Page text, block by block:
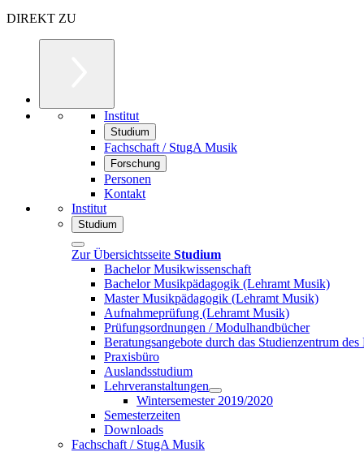
DIREKT ZU
Institut
Studium
Fachschaft / StugA Musik
Forschung
Personen
Kontakt
Institut
Studium
Zur Übersichtsseite Studium
Bachelor Musikwissenschaft
Bachelor Musikpädagogik (Lehramt Musik)
Master Musikpädagogik (Lehramt Musik)
Aufnahmeprüfung (Lehramt Musik)
Prüfungsordnungen / Modulhandbücher
Beratungsangebote durch das Studienzentrum des
Praxisbüro
Auslandsstudium
Lehrveranstaltungen
Wintersemester 2019/2020
Semesterzeiten
Downloads
Fachschaft / StugA Musik